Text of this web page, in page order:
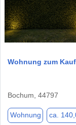
Wohnung zum
Bochum, 44797
Wohnung ca.